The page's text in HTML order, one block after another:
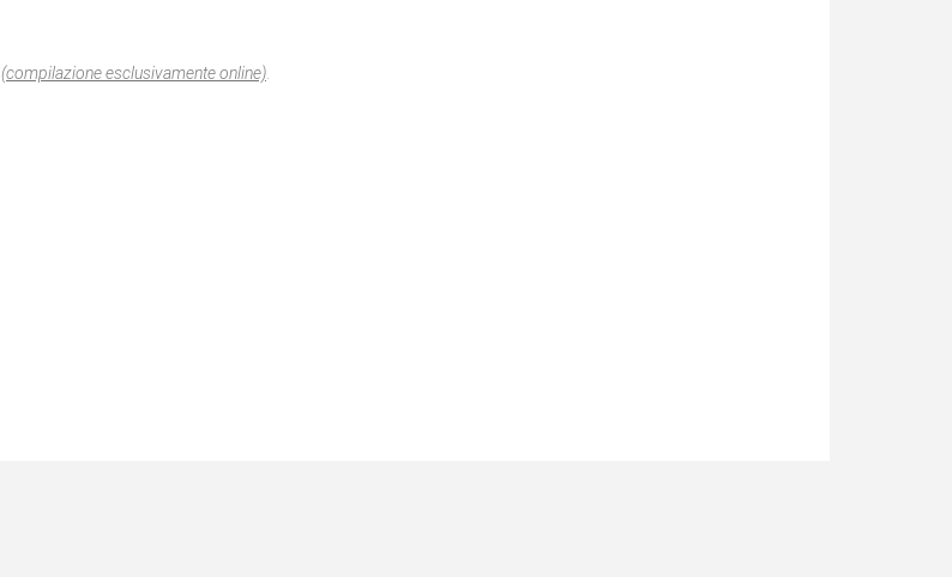
(compilazione esclusivamente online)